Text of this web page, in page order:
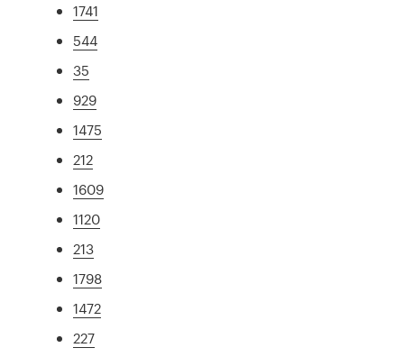
1741
544
35
929
1475
212
1609
1120
213
1798
1472
227